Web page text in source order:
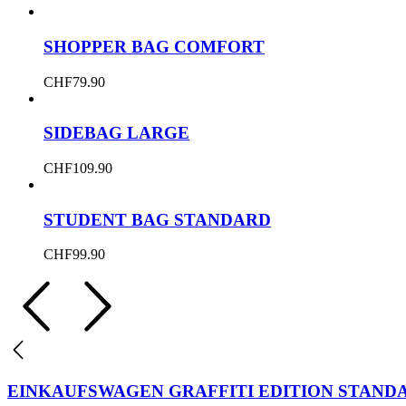
SHOPPER BAG COMFORT
CHF79.90
SIDEBAG LARGE
CHF109.90
STUDENT BAG STANDARD
CHF99.90
EINKAUFSWAGEN GRAFFITI EDITION